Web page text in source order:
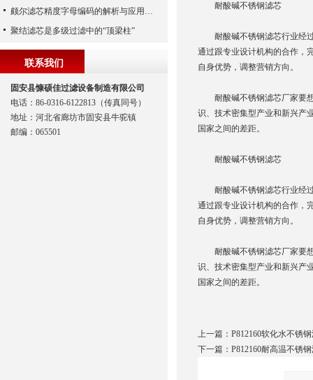
耐酸碱不锈钢滤芯
耐酸碱不锈钢滤芯行业经过
通过跟专业设计机构的合作，
自身优势，调整营销方向。
耐酸碱不锈钢滤芯厂家要想
识、技术密集型产业和新兴产
国家之间的差距。
耐酸碱不锈钢滤芯
耐酸碱不锈钢滤芯行业经过
通过跟专业设计机构的合作，
自身优势，调整营销方向。
耐酸碱不锈钢滤芯厂家要想
识、技术密集型产业和新兴产
国家之间的差距。
上一篇： P812160软化水不锈
下一篇： P812160耐高温不锈
颇尔滤芯精度字母编码的解析与应用指南
聚结滤芯是多级过滤中的“顶梁柱”
联系我们
固安县慷硕佳过滤设备制造有限公司
电话：86-0316-6122813（传真同号）
地址：河北省廊坊市固安县牛驼镇
邮编：065501